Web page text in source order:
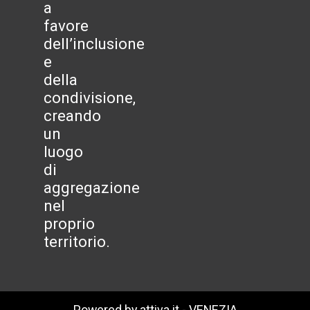
a
favore
dell’inclusione
e
della
condivisione,
creando
un
luogo
di
aggregazione
nel
proprio
territorio.